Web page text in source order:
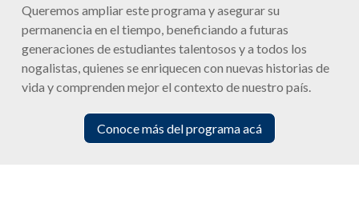
Queremos ampliar este programa y asegurar su
permanencia en el tiempo, beneficiando a futuras
generaciones de estudiantes talentosos y a todos los
nogalistas, quienes se enriquecen con nuevas historias de
vida y comprenden mejor el contexto de nuestro país.
Conoce más del programa acá